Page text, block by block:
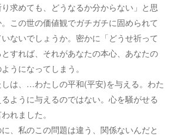
求めても、どうなるか分からない」と思
この世の価値観でガチガチに固められて
ないでしょうか。密かに「どうせ祈って
すれば、それがあなたの本心、あなたの
うになってしまう。
は、…わたしの平和(平安)を与える。わた
ように与えるのではない。心を騒がせる
れました。
、私のこの問題は違う、関係ないんだと